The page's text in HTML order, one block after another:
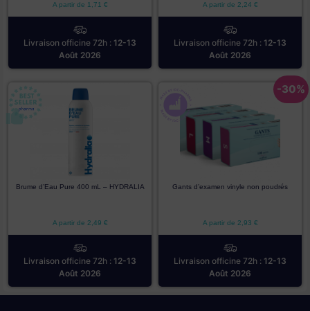
A partir de 1,71 €
Livraison officine 72h : 12-13
Août 2026
A partir de 2,24 €
Livraison officine 72h : 12-13
Août 2026
Brume d’Eau Pure 400 mL – HYDRALIA
A partir de 2,49 €
Livraison officine 72h : 12-13
Août 2026
-30%
Gants d’examen vinyle non poudrés
A partir de 2,93 €
Livraison officine 72h : 12-13
Août 2026